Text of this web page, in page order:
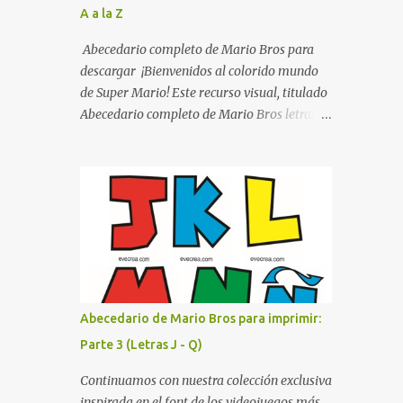
listo para imprimir en alta calidad. Su diseño
busca combinar funcionalidad y estética,
logrando que cualquier institución educativa
proyecte una imagen más organizada y
profesional. ¿Por qué son importantes los
quienes visitan la institución por primera
vez, encontrar la biblioteca, la dirección o un
aula específica puede resultar c...
A a la Z
Abecedario completo de Mario Bros para
descargar ¡Bienvenidos al colorido mundo
de Super Mario! Este recurso visual, titulado
Abecedario completo de Mario Bros letras
de los videojuegos. Este set de letras está
diseñado para transformar cualquier
mensaje en una aventura, utilizando la
tipografía clásica y robusta que los fans han
reconocido por décadas. En esta primera
sección, el abecedario nos presenta:
Identidad Visual: Un diseño de bloques con
bordes negros gruesos que resaltan sobre
cualquier fondo. Paleta de Colores: Una
secuencia dinámica que alterna entre el rojo
de Mario, el verde de Luigi, y los tonos azul y
Abecedario de Mario Bros para imprimir:
Parte 3 (Letras J - Q)
Continuamos con nuestra colección exclusiva